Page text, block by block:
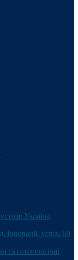
Україна,
інновації, успіх. 60
та психологічні